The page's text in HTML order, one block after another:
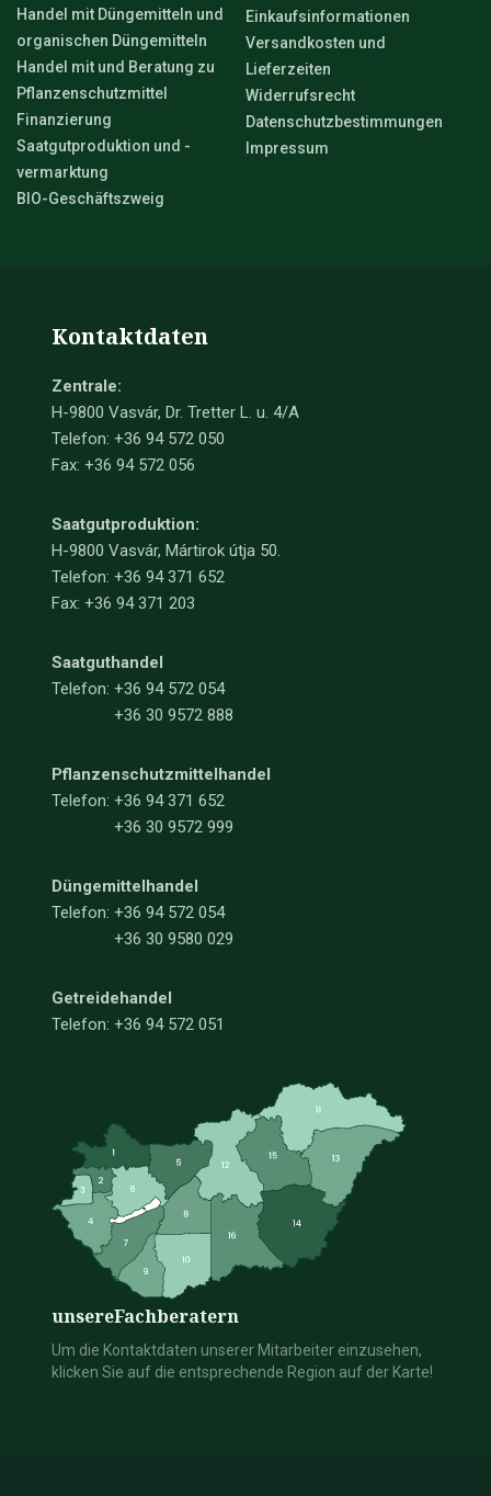
Handel mit Düngemitteln und
organischen Düngemitteln
Handel mit und Beratung zu
Pflanzenschutzmittel
Finanzierung
Saatgutproduktion und -
vermarktung
BIO-Geschäftszweig
Einkaufsinformationen
Versandkosten und
Lieferzeiten
Widerrufsrecht
Datenschutzbestimmungen
Impressum
Kontaktdaten
Zentrale:
H-9800 Vasvár, Dr. Tretter L. u. 4/A
Telefon: +36 94 572 050
Fax: +36 94 572 056
Saatgutproduktion:
H-9800 Vasvár, Mártirok útja 50.
Telefon: +36 94 371 652
Fax: +36 94 371 203
Saatguthandel
Telefon: +36 94 572 054
+36 30 9572 888
Pflanzenschutzmittelhandel
Telefon: +36 94 371 652
+36 30 9572 999
Düngemittelhandel
Telefon: +36 94 572 054
+36 30 9580 029
Getreidehandel
Telefon: +36 94 572 051
unsereFachberatern
Um die Kontaktdaten unserer Mitarbeiter einzusehen,
klicken Sie auf die entsprechende Region auf der Karte!